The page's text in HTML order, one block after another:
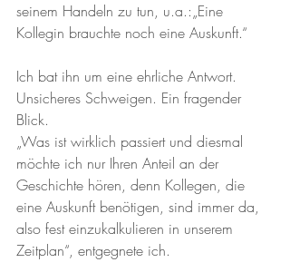
seinem Handeln zu tun, u.a.:„Eine
Kollegin brauchte noch eine Auskunft.“
Ich bat ihn um eine ehrliche Antwort.
Unsicheres Schweigen. Ein fragender
Blick.
„Was ist wirklich passiert und diesmal
möchte ich nur Ihren Anteil an der
Geschichte hören, denn Kollegen, die
eine Auskunft benötigen, sind immer da,
also fest einzukalkulieren in unserem
Zeitplan“, entgegnete ich.